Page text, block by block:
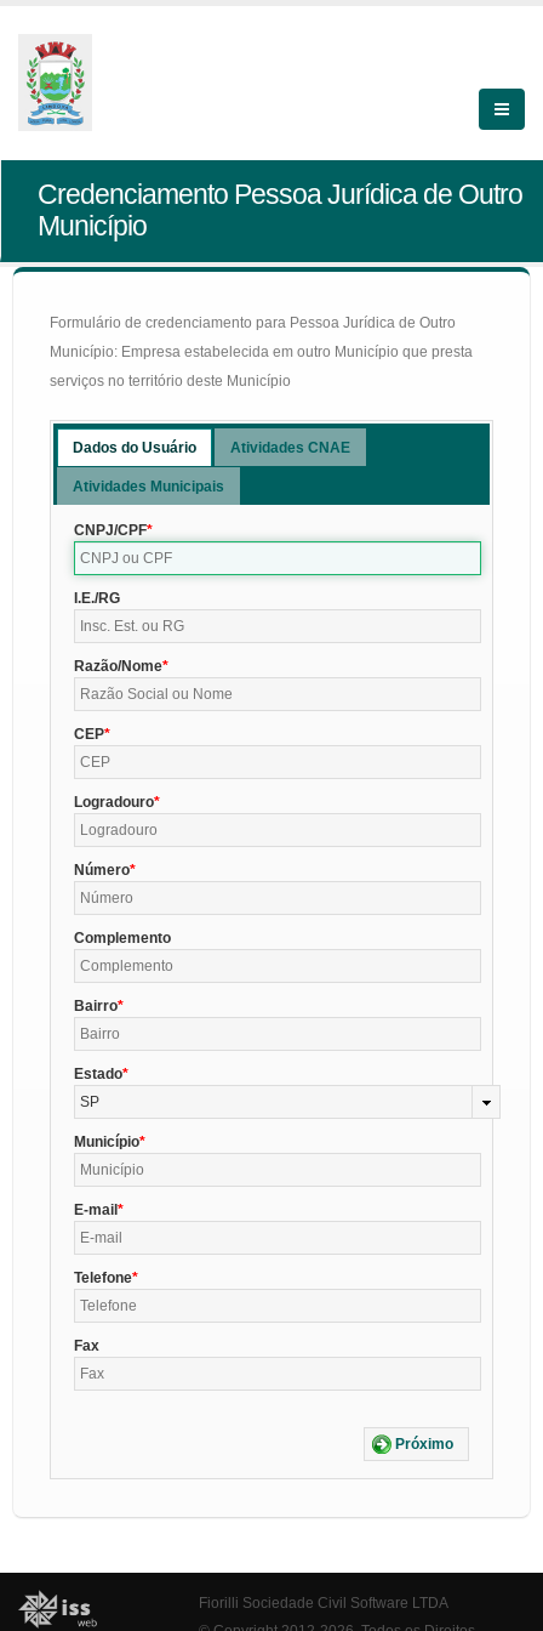
Credenciamento Pessoa Jurídica de Outro
Município
Formulário de credenciamento para Pessoa Jurídica de Outro
Município: Empresa estabelecida em outro Município que presta
serviços no território deste Município
Dados do Usuário Atividades CNAE
Atividades Municipais
CNPJ/CPF
I.E./RG
Razão/Nome
CEP
Logradouro
Número
Complemento
Bairro
Estado
SP
Município
E-mail
Telefone
Fax
Próximo
Fiorilli Sociedade Civil Software LTDA